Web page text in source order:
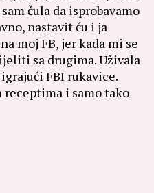
čula da isprobavamo
nastavit ću i ja
moj FB, jer kada mi se
sa drugima. Uživala
FBI rukavice.
receptima i samo tako